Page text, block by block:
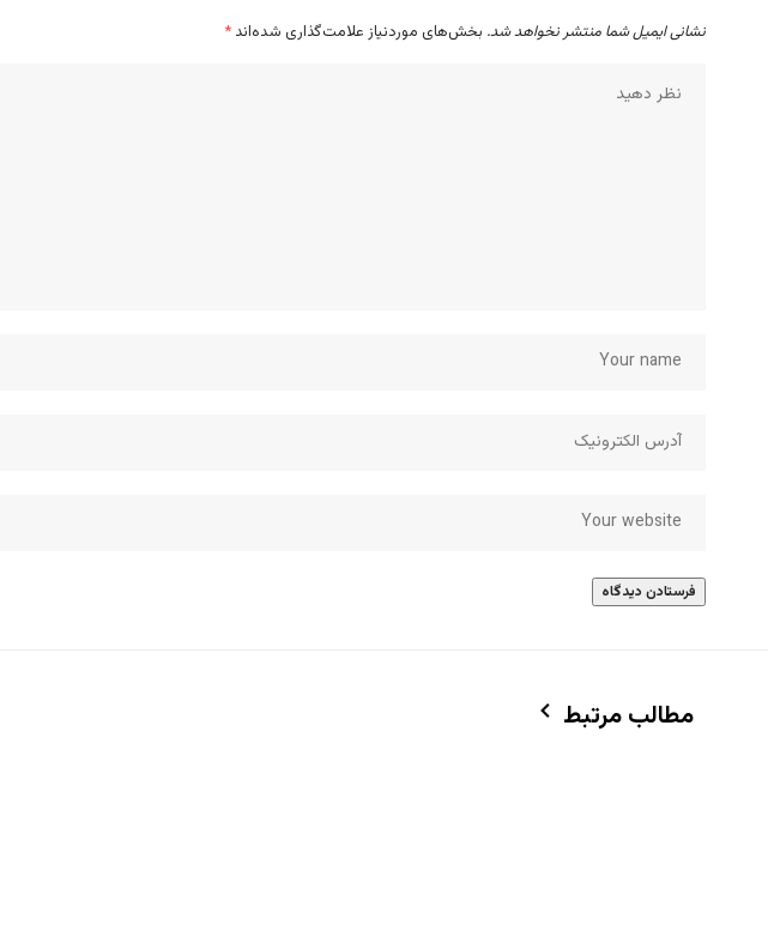
نشانی ایمیل شما منتشر نخواهد شد. بخش‌های موردنیاز علامت‌گذاری شده‌اند *
مطالب مرتبط